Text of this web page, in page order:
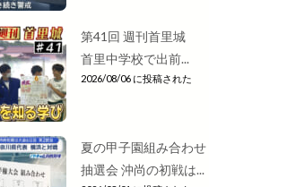
第41回 週刊首里城
首里中学校で出前...
2026/08/06 に投稿された
夏の甲子園組み合わせ
抽選会 沖尚の初戦は...